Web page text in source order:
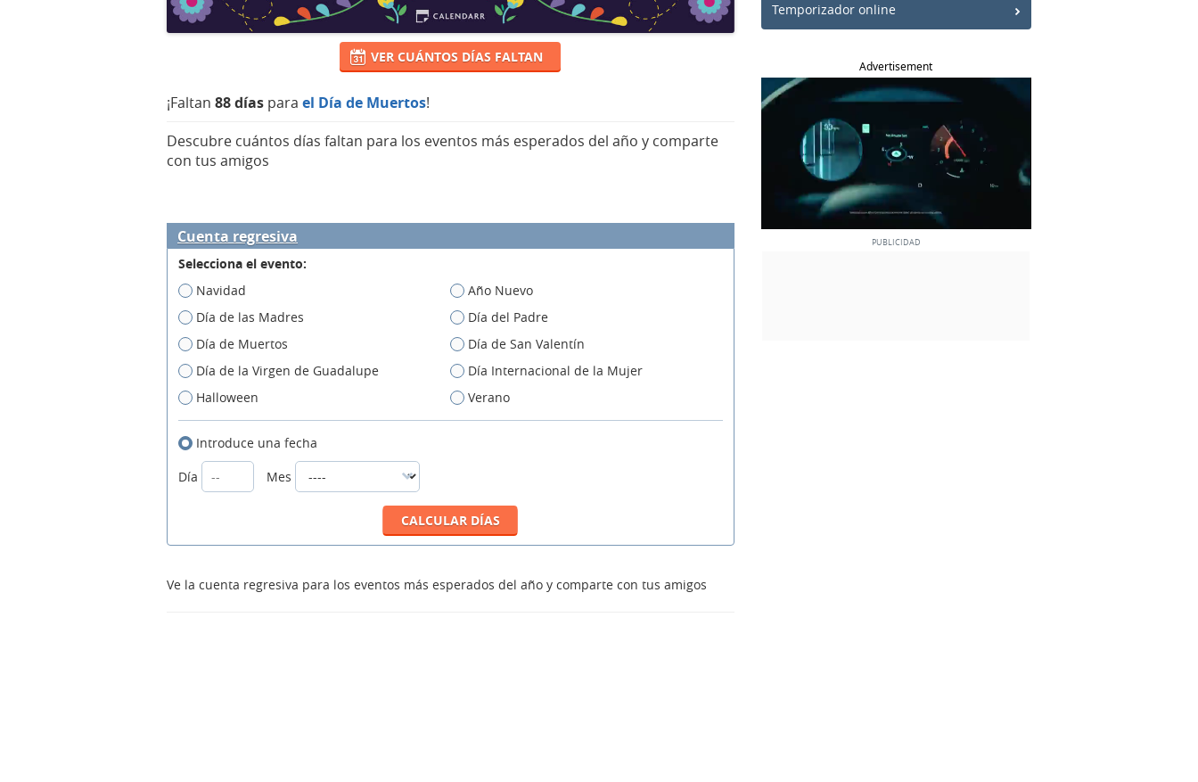
VER CUÁNTOS DÍAS FALTAN
¡Faltan 88 días para el Día de Muertos!
Descubre cuántos días faltan para los eventos más esperados del año y comparte
con tus amigos
Cuenta regresiva
Selecciona el evento:
Navidad
Año Nuevo
Día de las Madres
Día del Padre
Día de Muertos
Día de San Valentín
Día de la Virgen de Guadalupe
Día Internacional de la Mujer
Halloween
Verano
Introduce una fecha
Día
Mes
Ve la cuenta regresiva para los eventos más esperados del año y comparte con tus amigos
Temporizador online
Advertisement